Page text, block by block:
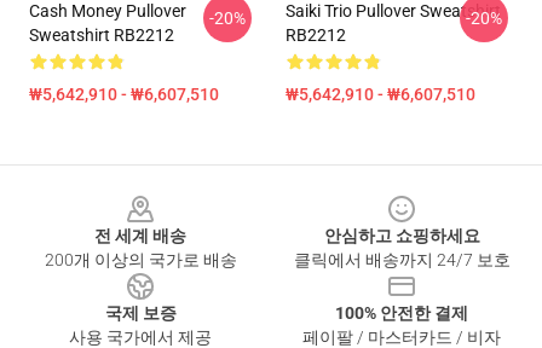
Cash Money Pullover
Sweatshirt RB2212
₩5,642,910 - ₩6,607,510
-20%
Saiki Trio Pullover Sweatshirt
RB2212
₩5,642,910 - ₩6,607,510
-20%
전 세계 배송
200개 이상의 국가로 배송
안심하고 쇼핑하세요
클릭에서 배송까지 24/7 보호
국제 보증
사용 국가에서 제공
100% 안전한 결제
페이팔 / 마스터카드 / 비자